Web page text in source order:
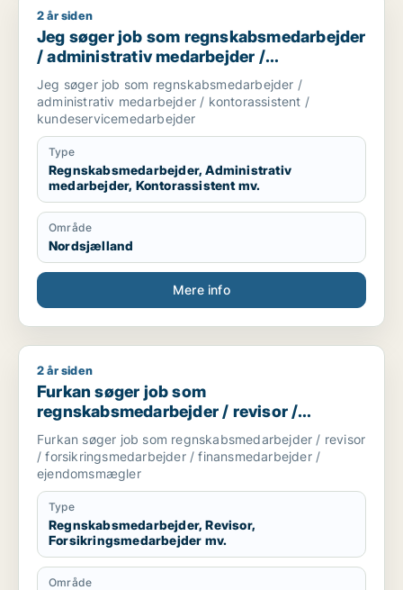
Jeg søger job som regnskabsmedarbejder / administrativ
2 år siden
Jeg søger job som regnskabsmedarbejder
/ administrativ medarbejder /
kontorassistent /
kundeservicemedarbejder
Jeg søger job som regnskabsmedarbejder /
administrativ medarbejder / kontorassistent /
kundeservicemedarbejder
Type
Regnskabsmedarbejder, Administrativ
medarbejder, Kontorassistent mv.
Område
Nordsjælland
Mere info
Furkan søger job som regnskabsmedarbejder / revisor /
2 år siden
Furkan søger job som
regnskabsmedarbejder / revisor /
forsikringsmedarbejder /
finansmedarbejder / ejendomsmægler
Furkan søger job som regnskabsmedarbejder / revisor
/ forsikringsmedarbejder / finansmedarbejder /
ejendomsmægler
Type
Regnskabsmedarbejder, Revisor,
Forsikringsmedarbejder mv.
Område